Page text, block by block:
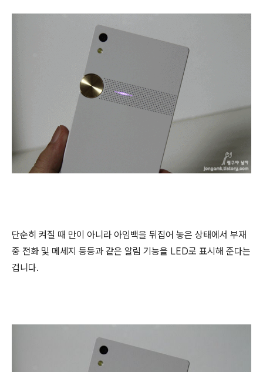
단순히 켜질 때 만이 아니라 아임백을 뒤집어 놓은 상태에서 부재
중 전화 및 메세지 등등과 같은 알림 기능을 LED로 표시해 준다는
겁니다.